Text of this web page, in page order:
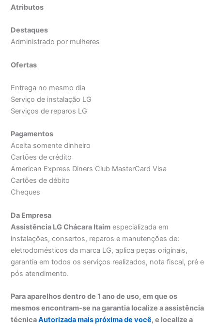
Atributos
Destaques
Administrado por mulheres
Ofertas
Entrega no mesmo dia
Serviço de instalação LG
Serviços de reparos LG
Pagamentos
Aceita somente dinheiro
Cartões de crédito
American Express Diners Club MasterCard Visa
Cartões de débito
Cheques
Da Empresa
Assistência LG Chácara Itaim especializada em
instalações, consertos, reparos e manutenções de:
eletrodomésticos da marca LG, aplica peças originais,
garantia em todos os serviços realizados, nota fiscal, pré e
pós atendimento.
Para aparelhos dentro de 1 ano de uso, em que os
mesmos encontram-se na garantia localize a assistência
técnicaAutorizada mais próxima de você, e localize a